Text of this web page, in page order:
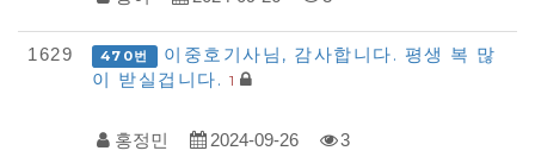
1629 470번
이중호기사님, 감사합니다. 평생 복 많
이 받실겁니다. 1
홍정민 2024-09-26 3